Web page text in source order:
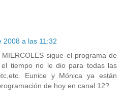
2008 a las 11:32
sigue el programa de
tiempo no le dio para todas las
Eunice y Mónica ya están
de hoy en canal 12?